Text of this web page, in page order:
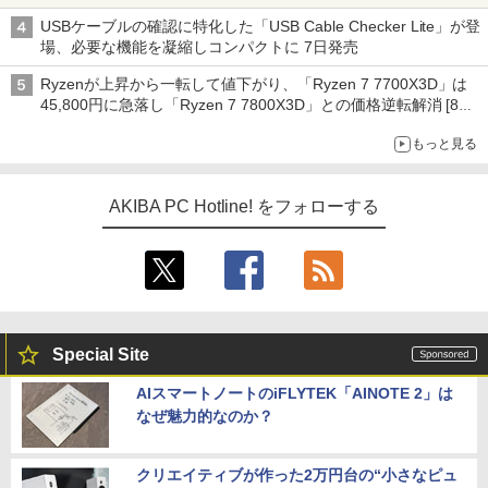
USBケーブルの確認に特化した「USB Cable Checker Lite」が登
場、必要な機能を凝縮しコンパクトに 7日発売
Ryzenが上昇から一転して値下がり、「Ryzen 7 7700X3D」は
45,800円に急落し「Ryzen 7 7800X3D」との価格逆転解消 [8月
もっと見る
AKIBA PC Hotline! をフォローする
Special Site
AIスマートノートのiFLYTEK「AINOTE 2」は
なぜ魅力的なのか？
クリエイティブが作った2万円台の“小さなピュ